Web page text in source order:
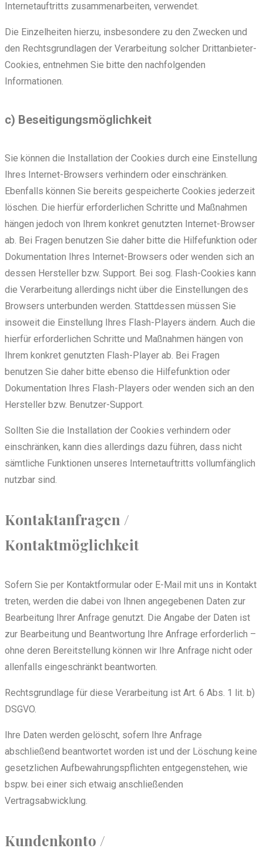
Internetauftritts zusammenarbeiten, verwendet.
Die Einzelheiten hierzu, insbesondere zu den Zwecken und
den Rechtsgrundlagen der Verarbeitung solcher Drittanbieter-
Cookies, entnehmen Sie bitte den nachfolgenden
Informationen.
c) Beseitigungsmöglichkeit
Sie können die Installation der Cookies durch eine Einstellung
Ihres Internet-Browsers verhindern oder einschränken.
Ebenfalls können Sie bereits gespeicherte Cookies jederzeit
löschen. Die hierfür erforderlichen Schritte und Maßnahmen
hängen jedoch von Ihrem konkret genutzten Internet-Browser
ab. Bei Fragen benutzen Sie daher bitte die Hilfefunktion oder
Dokumentation Ihres Internet-Browsers oder wenden sich an
dessen Hersteller bzw. Support. Bei sog. Flash-Cookies kann
die Verarbeitung allerdings nicht über die Einstellungen des
Browsers unterbunden werden. Stattdessen müssen Sie
insoweit die Einstellung Ihres Flash-Players ändern. Auch die
hierfür erforderlichen Schritte und Maßnahmen hängen von
Ihrem konkret genutzten Flash-Player ab. Bei Fragen
benutzen Sie daher bitte ebenso die Hilfefunktion oder
Dokumentation Ihres Flash-Players oder wenden sich an den
Hersteller bzw. Benutzer-Support.
Sollten Sie die Installation der Cookies verhindern oder
einschränken, kann dies allerdings dazu führen, dass nicht
sämtliche Funktionen unseres Internetauftritts vollumfänglich
nutzbar sind.
Kontaktanfragen /
Kontaktmöglichkeit
Sofern Sie per Kontaktformular oder E-Mail mit uns in Kontakt
treten, werden die dabei von Ihnen angegebenen Daten zur
Bearbeitung Ihrer Anfrage genutzt. Die Angabe der Daten ist
zur Bearbeitung und Beantwortung Ihre Anfrage erforderlich –
ohne deren Bereitstellung können wir Ihre Anfrage nicht oder
allenfalls eingeschränkt beantworten.
Rechtsgrundlage für diese Verarbeitung ist Art. 6 Abs. 1 lit. b)
DSGVO.
Ihre Daten werden gelöscht, sofern Ihre Anfrage
abschließend beantwortet worden ist und der Löschung keine
gesetzlichen Aufbewahrungspflichten entgegenstehen, wie
bspw. bei einer sich etwaig anschließenden
Vertragsabwicklung.
Kundenkonto /